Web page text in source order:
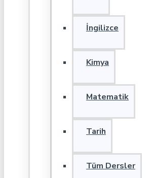
İngilizce
Kimya
Matematik
Tarih
Tüm Dersler